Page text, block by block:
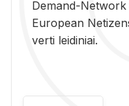
De­mand-
Eu­ro­pe­an
ver­ti lei­di­niai.